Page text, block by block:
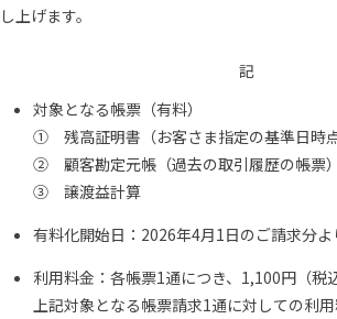
し上げます。
記
対象となる帳票（有料）
① 残高証明書（お客さま指定の基準日時点
② 顧客勘定元帳（過去の取引履歴の帳票）
③ 譲渡益計算
有料化開始日：2026年4月1日のご請求分よ
利用料金：各帳票1通につき、1,100円（税込
上記対象となる帳票請求1通に対しての利用